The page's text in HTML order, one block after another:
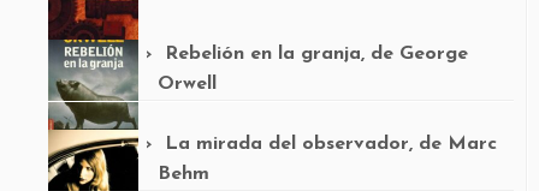
Rebelión en la granja, de George
Orwell
La mirada del observador, de Marc
Behm